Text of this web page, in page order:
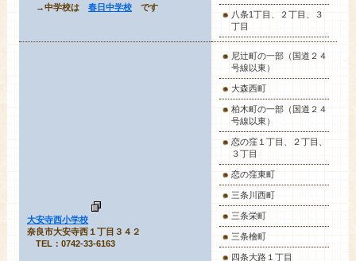
→中学校は 春日中学校です
八条1丁目、２丁目、３
丁目
大安寺西小学校
奈良市大安寺西１丁目３４２
TEL：0742-33-6163
尼辻町の一部（国道２４
号線以東）
大森西町
柏木町の一部（国道２４
号線以東）
恋の窪１丁目、２丁目、
３丁目
恋の窪東町
三条川西町
三条栄町
三条檜町
四条大路１丁目